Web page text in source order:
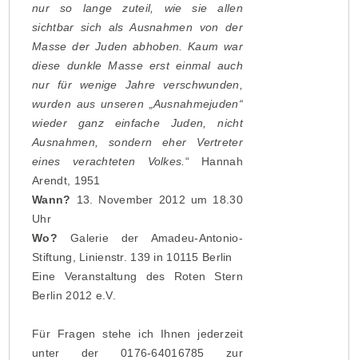
nur so lange zuteil, wie sie allen
sichtbar sich als Ausnahmen von der
Masse der Juden abhoben. Kaum war
diese dunkle Masse erst einmal auch
nur für wenige Jahre verschwunden,
wurden aus unseren „Ausnahmejuden“
wieder ganz einfache Juden, nicht
Ausnahmen, sondern eher Vertreter
eines verachteten Volkes. “ Hannah
Arendt, 1951
Wann?
13. November 2012 um 18.30
Uhr
Wo? Galerie der Amadeu-Antonio-
Stiftung, Linienstr. 139 in 10115 Berlin
Eine Veranstaltung des Roten Stern
Berlin 2012 e.V.
Für Fragen stehe ich Ihnen jederzeit
unter der 0176-64016785 zur